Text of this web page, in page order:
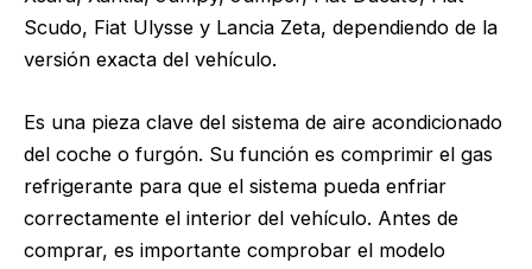
Scudo, Fiat Ulysse y Lancia Zeta, dependiendo de la
versión exacta del vehículo.
Es una pieza clave del sistema de aire acondicionado
del coche o furgón. Su función es comprimir el gas
refrigerante para que el sistema pueda enfriar
correctamente el interior del vehículo. Antes de
comprar, es importante comprobar el modelo